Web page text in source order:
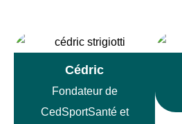
Cédric
Fondateur de
CedSportSanté et